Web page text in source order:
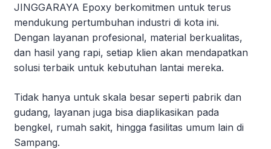
JINGGARAYA Epoxy berkomitmen untuk terus
mendukung pertumbuhan industri di kota ini.
Dengan layanan profesional, material berkualitas,
dan hasil yang rapi, setiap klien akan mendapatkan
solusi terbaik untuk kebutuhan lantai mereka.
Tidak hanya untuk skala besar seperti pabrik dan
gudang, layanan juga bisa diaplikasikan pada
bengkel, rumah sakit, hingga fasilitas umum lain di
Sampang.